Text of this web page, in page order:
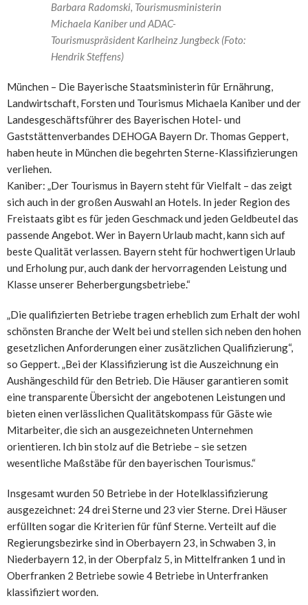
Barbara Radomski, Tourismusministerin
Michaela Kaniber und ADAC-
Tourismuspräsident Karlheinz Jungbeck (Foto:
Hendrik Steffens)
München – Die Bayerische Staatsministerin für Ernährung,
Landwirtschaft, Forsten und Tourismus Michaela Kaniber und der
Landesgeschäftsführer des Bayerischen Hotel- und
Gaststättenverbandes DEHOGA Bayern Dr. Thomas Geppert,
haben heute in München die begehrten Sterne-Klassifizierungen
verliehen.
Kaniber: „Der Tourismus in Bayern steht für Vielfalt – das zeigt
sich auch in der großen Auswahl an Hotels. In jeder Region des
Freistaats gibt es für jeden Geschmack und jeden Geldbeutel das
passende Angebot. Wer in Bayern Urlaub macht, kann sich auf
beste Qualität verlassen. Bayern steht für hochwertigen Urlaub
und Erholung pur, auch dank der hervorragenden Leistung und
Klasse unserer Beherbergungsbetriebe.“
„Die qualifizierten Betriebe tragen erheblich zum Erhalt der wohl
schönsten Branche der Welt bei und stellen sich neben den hohen
gesetzlichen Anforderungen einer zusätzlichen Qualifizierung“,
so Geppert. „Bei der Klassifizierung ist die Auszeichnung ein
Aushängeschild für den Betrieb. Die Häuser garantieren somit
eine transparente Übersicht der angebotenen Leistungen und
bieten einen verlässlichen Qualitätskompass für Gäste wie
Mitarbeiter, die sich an ausgezeichneten Unternehmen
orientieren. Ich bin stolz auf die Betriebe – sie setzen
wesentliche Maßstäbe für den bayerischen Tourismus.“
Insgesamt wurden 50 Betriebe in der Hotelklassifizierung
ausgezeichnet: 24 drei Sterne und 23 vier Sterne. Drei Häuser
erfüllten sogar die Kriterien für fünf Sterne. Verteilt auf die
Regierungsbezirke sind in Oberbayern 23, in Schwaben 3, in
Niederbayern 12, in der Oberpfalz 5, in Mittelfranken 1 und in
Oberfranken 2 Betriebe sowie 4 Betriebe in Unterfranken
klassifiziert worden.